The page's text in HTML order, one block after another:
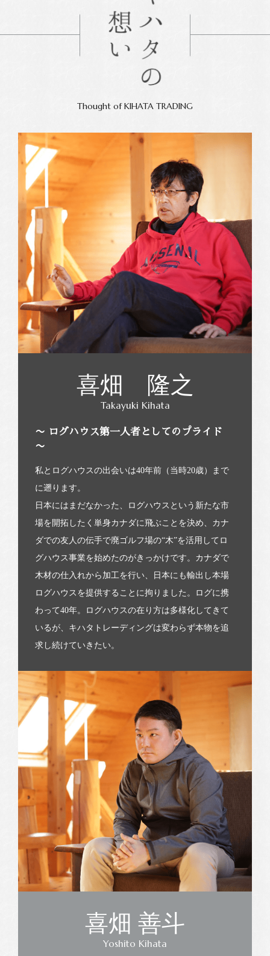
Thought of KIHATA TRADING
喜畑 隆之
Takayuki Kihata
〜 ログハウス第一人者としてのプライド
〜
私とログハウスの出会いは40年前（当時20歳）まで
に遡ります。
日本にはまだなかった、ログハウスという新たな市
場を開拓したく単身カナダに飛ぶことを決め、カナ
ダでの友人の伝手で廃ゴルフ場の“木”を活用してロ
グハウス事業を始めたのがきっかけです。カナダで
木材の仕入れから加工を行い、日本にも輸出し本場
ログハウスを提供することに拘りました。ログに携
わって40年。ログハウスの在り方は多様化してきて
いるが、キハタトレーディングは変わらず本物を追
求し続けていきたい。
喜畑 善斗
Yoshito Kihata